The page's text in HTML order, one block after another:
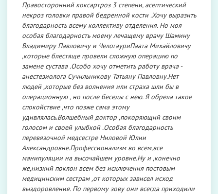
Правосторонний коксартроз 3 степени, асептический
некроз головки правой бедренной кости .Хочу выразить
благодарность всему коллективу отделения. Но моя
особая благодарность моему лечащему врачу Шамину
Владимиру Павловичу и ЧелогауриПаата Михайловичу
,которые блестяще провели сложную операцию по
замене сустава .Особо хочу отметить работу врача -
анестезиолога Сучильникову Татьяну Павловну.Нет
людей ,которые без волнения или страха шли бы в
операционную , но после беседы с нею. Я обрела такое
спокойствие ,что позже сама этому
удивлялась.Волшебный доктор ,покоряющий своим
голосом и своей улыбкой .Особая благодарность
перевязочной медсестре Ниловой Юлии
Александровне.Профессионализм во всем,все
манипуляции на высочайшем уровне.Ну и ,конечно
же,низкий поклон всем без исключения постовым
медицинским сестрам ,от которых зависел исход
выздоровления. По первому зову они всегда приходили